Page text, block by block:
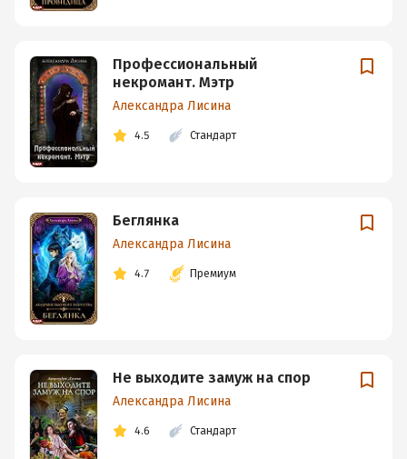
Профессиональный
некромант. Мэтр
Александра Лисина
4.5 Стандарт
Беглянка
Александра Лисина
4.7 Премиум
Не выходите замуж на спор
Александра Лисина
4.6 Стандарт